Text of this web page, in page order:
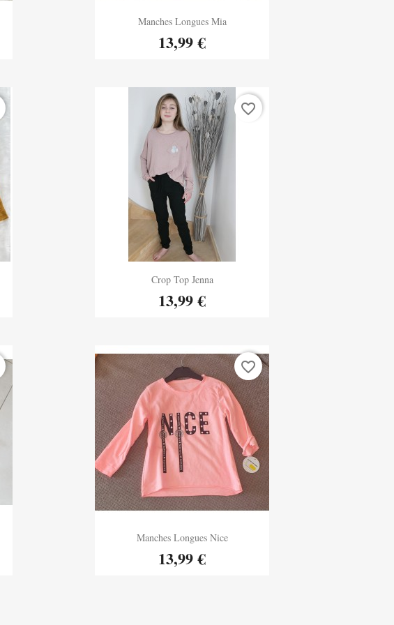
Aperçu rapide
Manches Longues Mia
13,99 €
Aperçu rapide
Crop Top Jenna
13,99 €
favorite_border
Aperçu rapide
Manches Longues Nice
13,99 €
favorite_border